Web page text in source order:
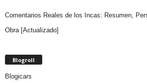
Comentarios Reales de los Incas: Resumen,
Obra [Actualizado]
Blogroll
Blogicars